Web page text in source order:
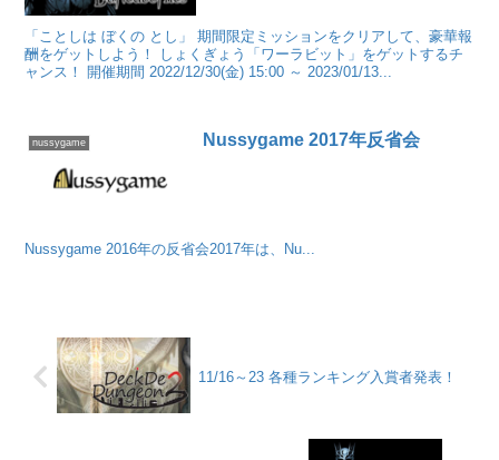
「ことしは ぼくの とし」 期間限定ミッションをクリアして、豪華報
酬をゲットしよう！ しょくぎょう「ワーラビット」をゲットするチ
ャンス！ 開催期間 2022/12/30(金) 15:00 ～ 2023/01/13...
nussygame Nussygame 2017年反省会
Nussygame 2016年の反省会2017年は、Nu...
11/16～23 各種ランキング入賞者発表！